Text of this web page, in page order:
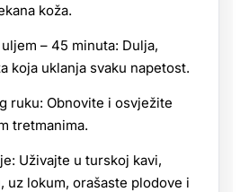
koža.
– 45 minuta: Dulja,
koja uklanja svaku napetost.
ruku: Obnovite i osvježite
tretmanima.
Uživajte u turskoj kavi,
uz lokum, orašaste plodove i